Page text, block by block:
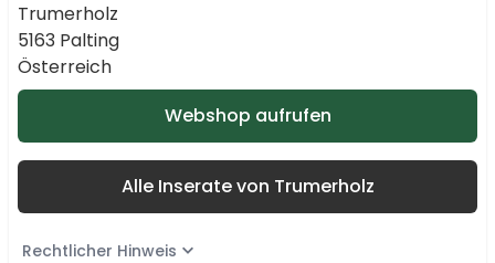
Trumerholz
5163 Palting
Österreich
Webshop aufrufen
Alle Inserate von Trumerholz
Rechtlicher Hinweis